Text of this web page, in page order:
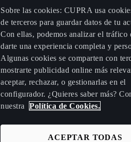
Sobre las cookies: CUPRA usa
de terceros para guardar datos de tu
Con ellas, podemos analizar el tráfico
darte una experiencia completa y
Algunas cookies se comparten con
mostrarte publicidad online más
aceptar, rechazar, o gestionarlas en el
configurador. ¿Quieres saber más?
nuestra
Política de Cookies.
ACEPTAR TODAS